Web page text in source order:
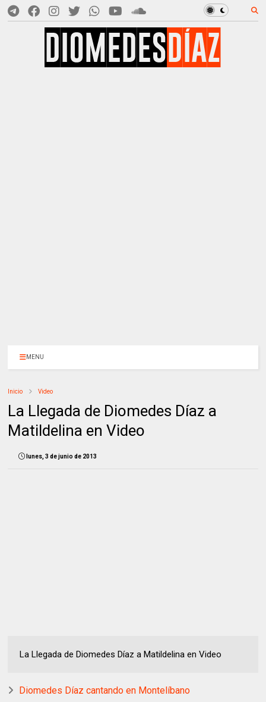
MENU
Inicio Video
La Llegada de Diomedes Díaz a
Matildelina en Video
lunes, 3 de junio de 2013
La Llegada de Diomedes Díaz a Matildelina en Video
Diomedes Díaz cantando en Montelíbano